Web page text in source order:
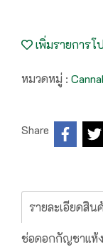
เพิ่มรายการโ
หมวดหมู่ :
Share
รายละเอียดสิน
ช่อดอกกัญชาแห้